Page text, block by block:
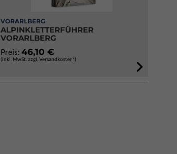
VORARLBERG
ALPINKLETTERFÜHRER
VORARLBERG
Preis: 46,10 €
(inkl. MwSt. zzgl. Versandkosten*)